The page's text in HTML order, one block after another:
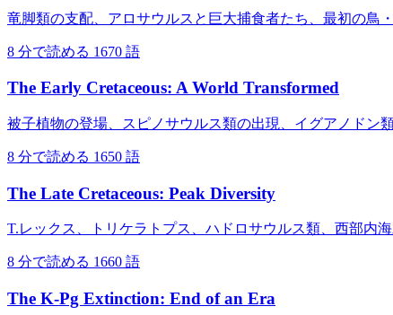
竜脚類の支配、アロサウルスと巨大捕食者たち、最初の鳥
8 分で読める 1670 語
The Early Cretaceous: A World Transformed
被子植物の登場、スピノサウルス類の出現、イグアノドン
8 分で読める 1650 語
The Late Cretaceous: Peak Diversity
T.レックス、トリケラトプス、ハドロサウルス類、西部内
8 分で読める 1660 語
The K-Pg Extinction: End of an Era